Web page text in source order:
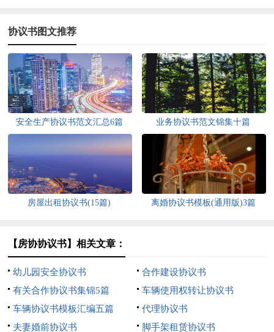
协议书图文推荐
安全生产协议书范文汇总6篇 业务协议书范文锦集十篇
房屋出租协议书(15篇) 离婚协议书模板(通用版)3篇
【房协协议书】相关文章：
幼儿园安全协议书
合作建设协议书
有关合作协议书集锦5篇
车辆使用权转让协议书
车辆协议书模板汇编五篇
代理协议书
夫妻婚前协议书
脚手架租赁协议书